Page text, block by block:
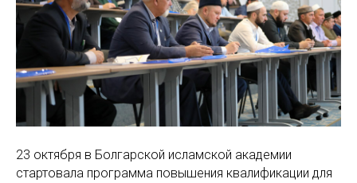
23 октября в Болгарской исламской академии
стартовала программа повышения квалификации для